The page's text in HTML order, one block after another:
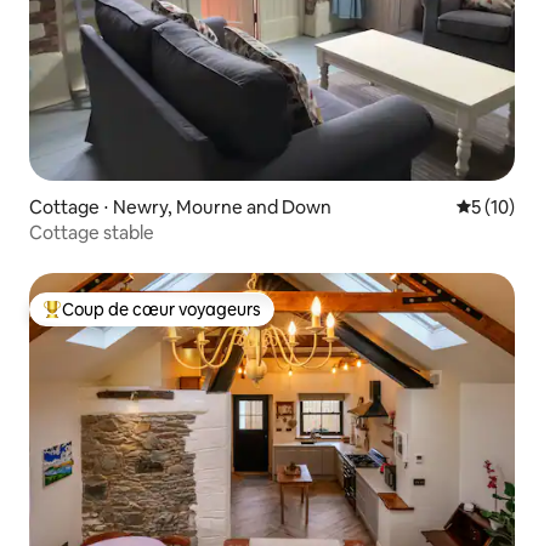
Cottage ⋅ Newry, Mourne and Down
5 (10)
Cottage stable
Coups de cœur voyageurs les plus appréciés
Coup de cœur voyageurs